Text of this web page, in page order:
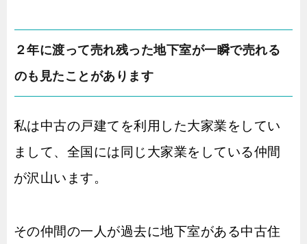
２年に渡って売れ残った地下室が一瞬で売れる
のも見たことがあります
私は中古の戸建てを利用した大家業をしてい
まして、全国には同じ大家業をしている仲間
が沢山います。
その仲間の一人が過去に地下室がある中古住